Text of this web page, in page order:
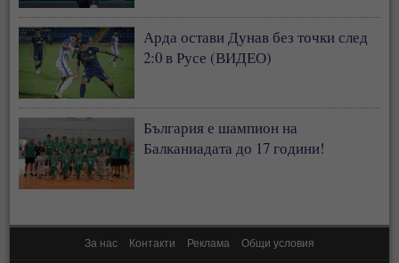
Арда остави Дунав без точки след
2:0 в Русе (ВИДЕО)
България е шампион на
Балканиадата до 17 години!
За нас Контакти Реклама Общи условия